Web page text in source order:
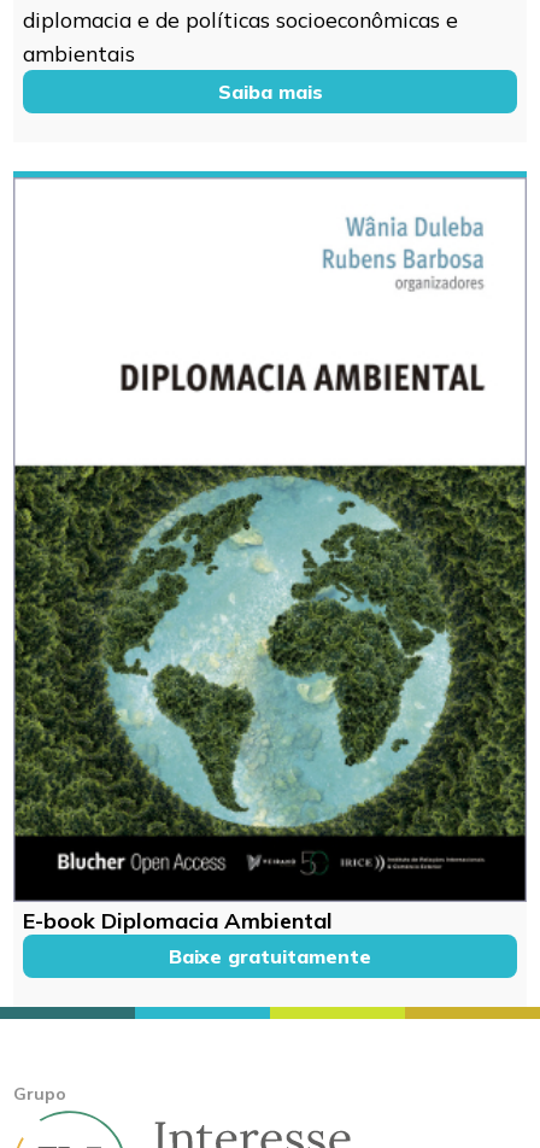
diplomacia e de políticas socioeconômicas e
ambientais
Saiba mais
E-book Diplomacia Ambiental
Baixe gratuitamente
Grupo